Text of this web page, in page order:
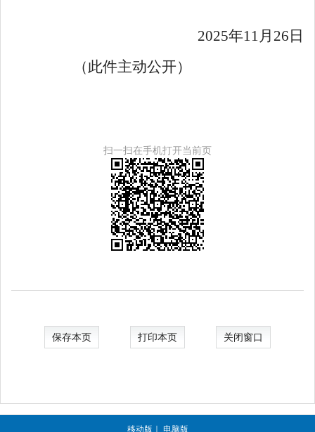
2025年11 月 26 日
（此件主动公开）
扫一扫在手机打开当前页
保存本页 打印本页 关闭窗口
移动版 ｜ 电脑版